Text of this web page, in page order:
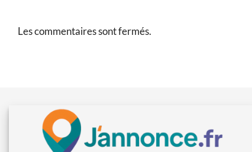
Les commentaires sont fermés.